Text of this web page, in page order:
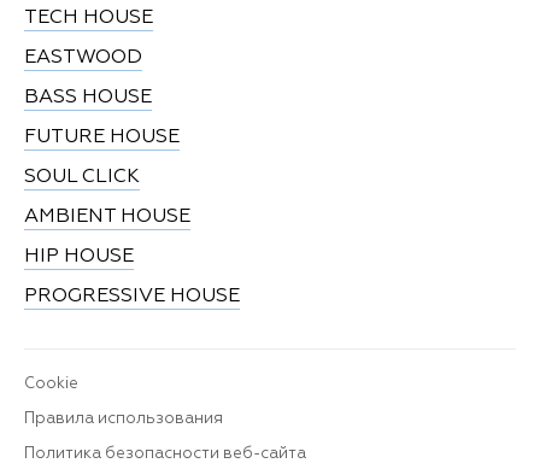
TECH HOUSE
EASTWOOD
BASS HOUSE
FUTURE HOUSE
SOUL CLICK
AMBIENT HOUSE
HIP HOUSE
PROGRESSIVE HOUSE
Cookie
Правила использования
Политика безопасности веб-сайта